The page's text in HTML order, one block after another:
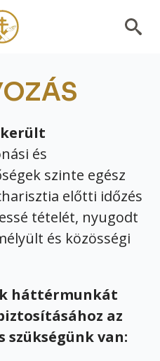
és
szinte egész
előtti időzés
tételét, nyugodt
és közösségi
háttérmunkát
az
szükségünk van: